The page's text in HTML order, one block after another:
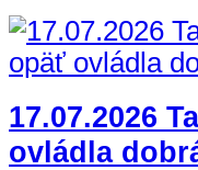
17.07.2026
ovládla